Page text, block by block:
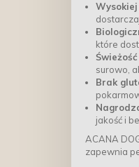
Wysokiej
które
surowo,
Brak
jakość i
ACANA
zapewnia